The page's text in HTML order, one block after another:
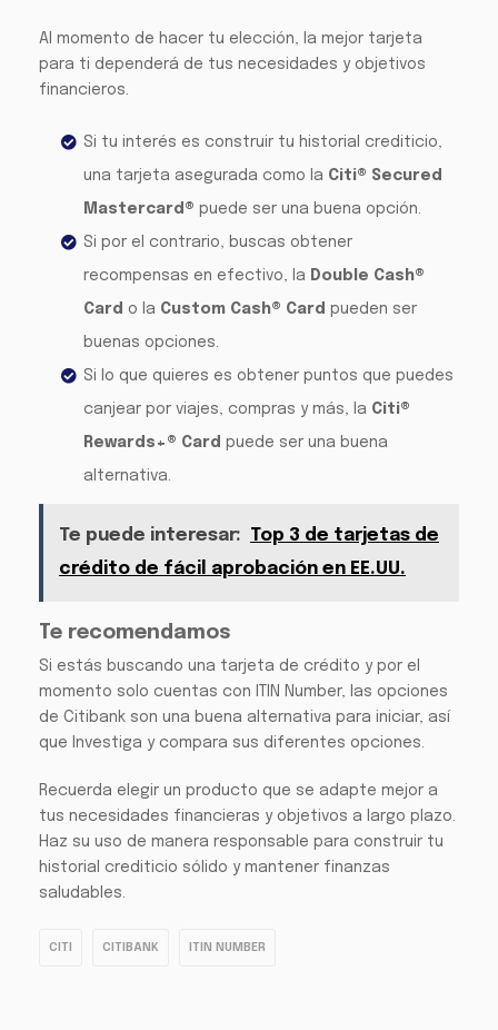
Al momento de hacer tu elección, la mejor tarjeta
para ti dependerá de tus necesidades y objetivos
financieros.
Si tu interés es construir tu historial crediticio,
una tarjeta asegurada como la Citi® Secured
Mastercard® puede ser una buena opción.
Si por el contrario, buscas obtener
recompensas en efectivo, la Double Cash®
Card o la Custom Cash® Card pueden ser
buenas opciones.
Si lo que quieres es obtener puntos que puedes
canjear por viajes, compras y más, la Citi®
Rewards+® Card puede ser una buena
alternativa.
Te puede interesar: Top 3 de tarjetas de
crédito de fácil aprobación en EE.UU.
Te recomendamos
Si estás buscando una tarjeta de crédito y por el
momento solo cuentas con ITIN Number, las opciones
de Citibank son una buena alternativa para iniciar, así
que Investiga y compara sus diferentes opciones.
Recuerda elegir un producto que se adapte mejor a
tus necesidades financieras y objetivos a largo plazo.
Haz su uso de manera responsable para construir tu
historial crediticio sólido y mantener finanzas
saludables.
CITI CITIBANK ITIN NUMBER